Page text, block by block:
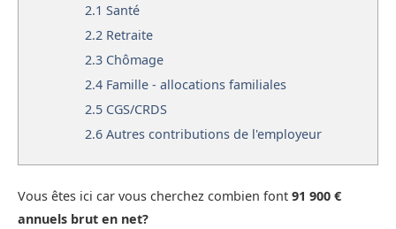
2.1 Santé
2.2 Retraite
2.3 Chômage
2.4 Famille - allocations familiales
2.5 CGS/CRDS
2.6 Autres contributions de l'employeur
Vous êtes ici car vous cherchez combien font 91 900 €
annuels brut en net?